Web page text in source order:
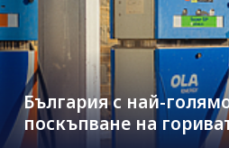
България с най-
поскъпване на